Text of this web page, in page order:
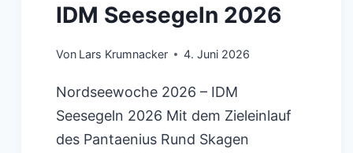
IDM Seesegeln 2026
Von Lars Krumnacker 4. Juni 2026
Nordseewoche 2026 – IDM
Seesegeln 2026 Mit dem Zieleinlauf
des Pantaenius Rund Skagen